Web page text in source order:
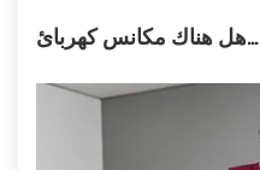
هل هناك مكانس كهربائ...